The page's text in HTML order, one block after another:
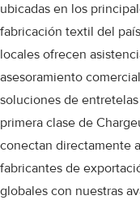
ubicadas en los
fabricación textil del
locales ofrecen
asesoramiento
soluciones de
primera clase de
conectan directamente
fabricantes de
globales con nuestras